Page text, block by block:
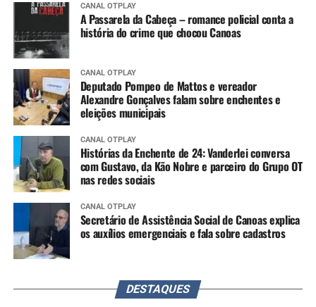
CANAL OTPLAY
A Passarela da Cabeça – romance policial conta a
história do crime que chocou Canoas
CANAL OTPLAY
Deputado Pompeo de Mattos e vereador
Alexandre Gonçalves falam sobre enchentes e
eleições municipais
CANAL OTPLAY
Histórias da Enchente de 24: Vanderlei conversa
com Gustavo, da Kão Nobre e parceiro do Grupo OT
nas redes sociais
CANAL OTPLAY
Secretário de Assistência Social de Canoas explica
os auxílios emergenciais e fala sobre cadastros
DESTAQUES